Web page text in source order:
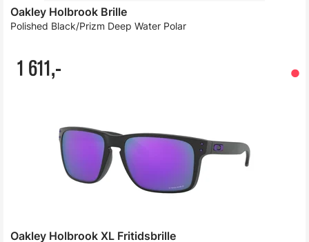
Oakley Holbrook Brille
Polished Black/Prizm Deep Water Polar
1 611,-
Oakley Holbrook XL Fritidsbrille